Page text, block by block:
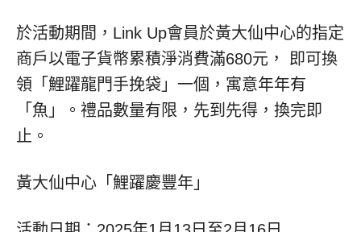
於活動期間，Link Up會員於黃大仙中心的指定
商戶以電子貨幣累積淨消費滿680元， 即可換
領「鯉躍龍門手挽袋」一個，寓意年年有
「魚」。禮品數量有限，先到先得，換完即
止。
黃大仙中心「鯉躍慶豐年」